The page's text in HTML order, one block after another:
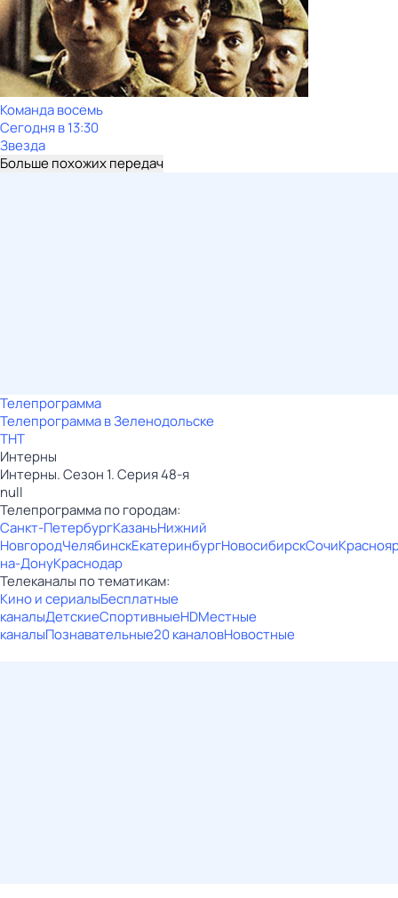
Команда восемь
Сегодня в 13:30
Звезда
Больше похожих передач
Телепрограмма
Телепрограмма в Зеленодольске
ТНТ
Интерны
Интерны. Сезон 1. Серия 48-я
null
Телепрограмма по городам:
Санкт-ПетербургКазаньНижний
НовгородЧелябинскЕкатеринбургНовосибирскСочи
на-ДонуКраснодар
Телеканалы по тематикам:
Кино и сериалыБесплатные
каналыДетскиеСпортивныеHDМестные
каналыПознавательные20 каналовНовостные